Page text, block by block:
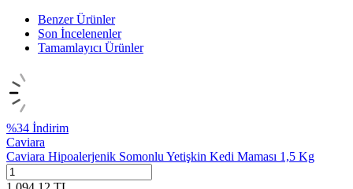
Benzer Ürünler
Son İncelenenler
Tamamlayıcı Ürünler
%34 İndirim
Caviara
Caviara Hipoalerjenik Somonlu Yetişkin Kedi Maması 1,5 Kg